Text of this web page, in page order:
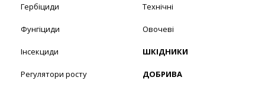
Гербіциди
Фунгіциди
Інсекциди
Регулятори росту
Технічні
Овочеві
ШКІДНИКИ
ДОБРИВА